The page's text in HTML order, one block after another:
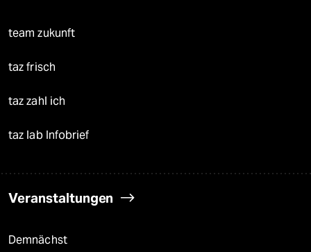
team zukunft
taz frisch
taz zahl ich
taz lab Infobrief
Veranstaltungen
Demnächst